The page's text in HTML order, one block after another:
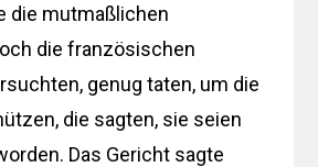
die mutmaßlichen
die französischen
genug taten, um die
die sagten, sie seien
Das Gericht sagte